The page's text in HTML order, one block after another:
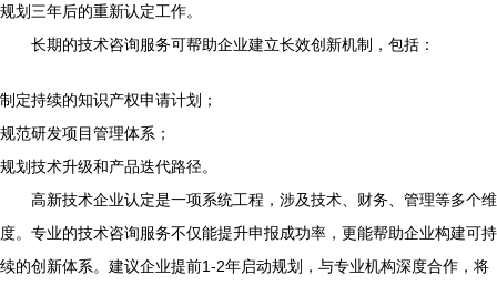
规划三年后的重新认定工作。
长期的技术咨询服务可帮助企业建立长效创新机制，包括：
制定持续的知识产权申请计划；
规范研发项目管理体系；
规划技术升级和产品迭代路径。
高新技术企业认定是一项系统工程，涉及技术、财务、管理等多个维
度。专业的技术咨询服务不仅能提升申报成功率，更能帮助企业构建可持
续的创新体系。建议企业提前1-2年启动规划，与专业机构深度合作，将